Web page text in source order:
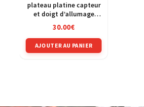
plateau platine capteur
et doigt d’allumage
Yamaha 1200 XJR 4pu
30.00€
AJOUTER AU PANIER